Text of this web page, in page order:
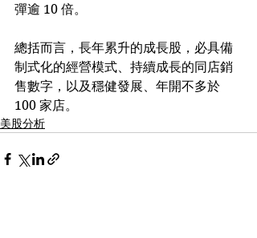
彈逾 10 倍。
總括而言，長年累升的成長股，必具備
制式化的經營模式、持續成長的同店銷
售數字，以及穩健發展、年開不多於
100 家店。
美股分析